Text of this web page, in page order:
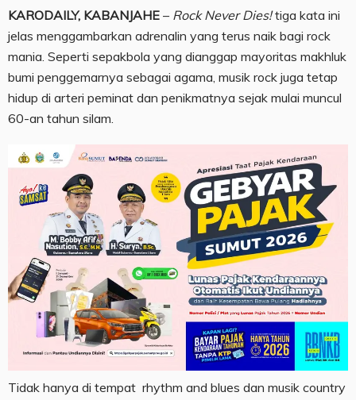
KARODAILY, KABANJAHE – Rock Never Dies!tiga kata ini
jelas menggambarkan adrenalin yang terus naik bagi rock
mania. Seperti sepakbola yang dianggap mayoritas makhluk
bumi penggemarnya sebagai agama, musik rock juga tetap
hidup di arteri peminat dan penikmatnya sejak mulai muncul
60-an tahun silam.
Tidak hanya di tempat rhythm and blues dan musik country